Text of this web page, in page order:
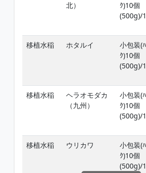
北）
ｸ)10個
(500g)/
移植水稲
ホタルイ
小包装(
ｸ)10個
(500g)/
移植水稲
ヘラオモダカ
（九州）
小包装(
ｸ)10個
(500g)/
移植水稲
ウリカワ
小包装(
ｸ)10個
(500g)/